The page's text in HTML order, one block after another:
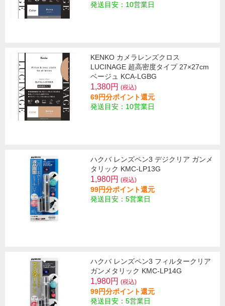
発送目安：10営業日
KENKO カメラレンズクロス
LUCINAGE 超高密度タイプ 27×27cm
ベージュ KCA-LGBG
1,380円 (税込)
69円分ポイント還元
発送目安：10営業日
ハクバ レンズペン3 デジクリア ガンメ
タリック KMC-LP13G
1,980円 (税込)
99円分ポイント還元
発送目安：5営業日
ハクバ レンズペン3 フィルタークリア
ガンメタリック KMC-LP14G
1,980円 (税込)
99円分ポイント還元
発送目安：5営業日